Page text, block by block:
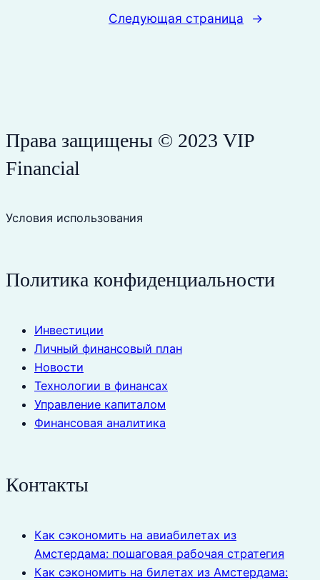
Следующая страница →
Права защищены © 2023 VIP
Financial
Условия использования
Политика конфиденциальности
Инвестиции
Личный финансовый план
Новости
Технологии в финансах
Управление капиталом
Финансовая аналитика
Контакты
Как сэкономить на авиабилетах из
Амстердама: пошаговая рабочая стратегия
Как сэкономить на билетах из Амстердама: